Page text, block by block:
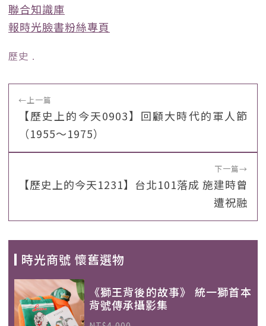
聯合知識庫
報時光臉書粉絲專頁
歷史 ﹒
←上一篇
【歷史上的今天0903】回顧大時代的軍人節
（1955～1975）
下一篇→
【歷史上的今天1231】台北101落成 施建時曾
遭祝融
時光商號 懷舊選物
《獅王背後的故事》 統一獅首本
背號傳承攝影集